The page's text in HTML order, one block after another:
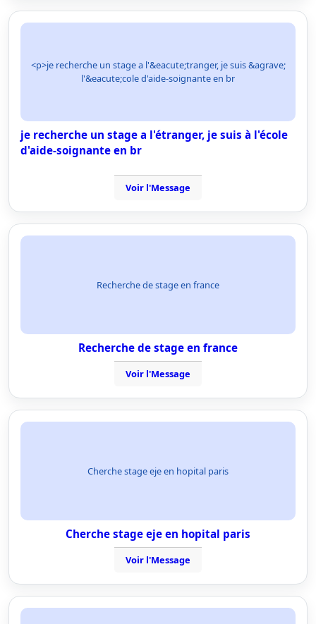
<p>je recherche un stage a l'&eacute;tranger, je suis &agrave;
l'&eacute;cole d'aide-soignante en br
je recherche un stage a l'étranger, je suis à l'école
d'aide-soignante en br
Voir l'Message
Recherche de stage en france
Recherche de stage en france
Voir l'Message
Cherche stage eje en hopital paris
Cherche stage eje en hopital paris
Voir l'Message